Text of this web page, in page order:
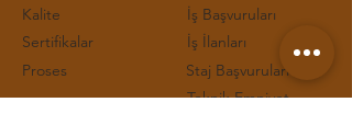
Kalite
Sertifikalar
Proses
İş Başvuruları
İş İlanları
Staj Başvuruları
Teknik Emniyet